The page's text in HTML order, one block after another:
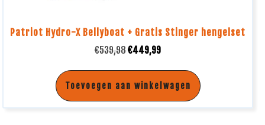
Patriot Hydro-X Bellyboat + Gratis Stinger hengelset
€539,98€449,99
Toevoegen aan winkelwagen